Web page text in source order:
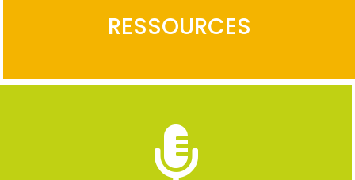
RESSOURCES